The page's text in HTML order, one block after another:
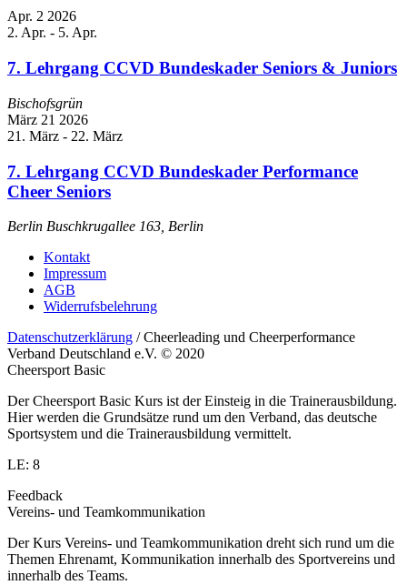
Apr. 2 2026
2. Apr. - 5. Apr.
7. Lehrgang CCVD Bundeskader Seniors & Juniors
Bischofsgrün
März 21 2026
21. März - 22. März
7. Lehrgang CCVD Bundeskader Performance
Cheer Seniors
Berlin Buschkrugallee 163, Berlin
Kontakt
Impressum
AGB
Widerrufsbelehrung
Datenschutzerklärung / Cheerleading und Cheerperformance
Verband Deutschland e.V. © 2020
Cheersport Basic
Der Cheersport Basic Kurs ist der Einsteig in die Trainerausbildung.
Hier werden die Grundsätze rund um den Verband, das deutsche
Sportsystem und die Trainerausbildung vermittelt.
LE: 8
Feedback
Vereins- und Teamkommunikation
Der Kurs Vereins- und Teamkommunikation dreht sich rund um die
Themen Ehrenamt, Kommunikation innerhalb des Sportvereins und
innerhalb des Teams.